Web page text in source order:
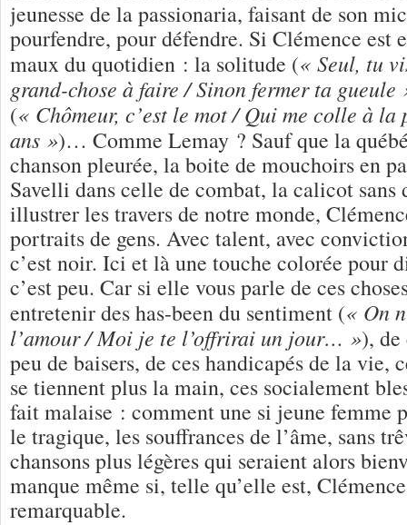
jeunesse de la passionaria, faisant de son
pourfendre, pour défendre. Si Clémence est
maux du quotidien : la solitude (« Seul, tu
grand-chose à faire / Sinon fermer ta gueule
(« Chômeur, c’est le mot / Qui me colle à la
ans »)… Comme Lemay ? Sauf que la
chanson pleurée, la boite de mouchoirs en
Savelli dans celle de combat, la calicot sans
illustrer les travers de notre monde,
portraits de gens. Avec talent, avec
c’est noir. Ici et là une touche colorée pour
c’est peu. Car si elle vous parle de ces
entretenir des has-been du sentiment (« On
l’amour / Moi je te l’offrirai un jour… »),
peu de baisers, de ces handicapés de la vie,
se tiennent plus la main, ces socialement
fait malaise : comment une si jeune femme
le tragique, les souffrances de l’âme, sans
chansons plus légères qui seraient alors
manque même si, telle qu’elle est,
remarquable.